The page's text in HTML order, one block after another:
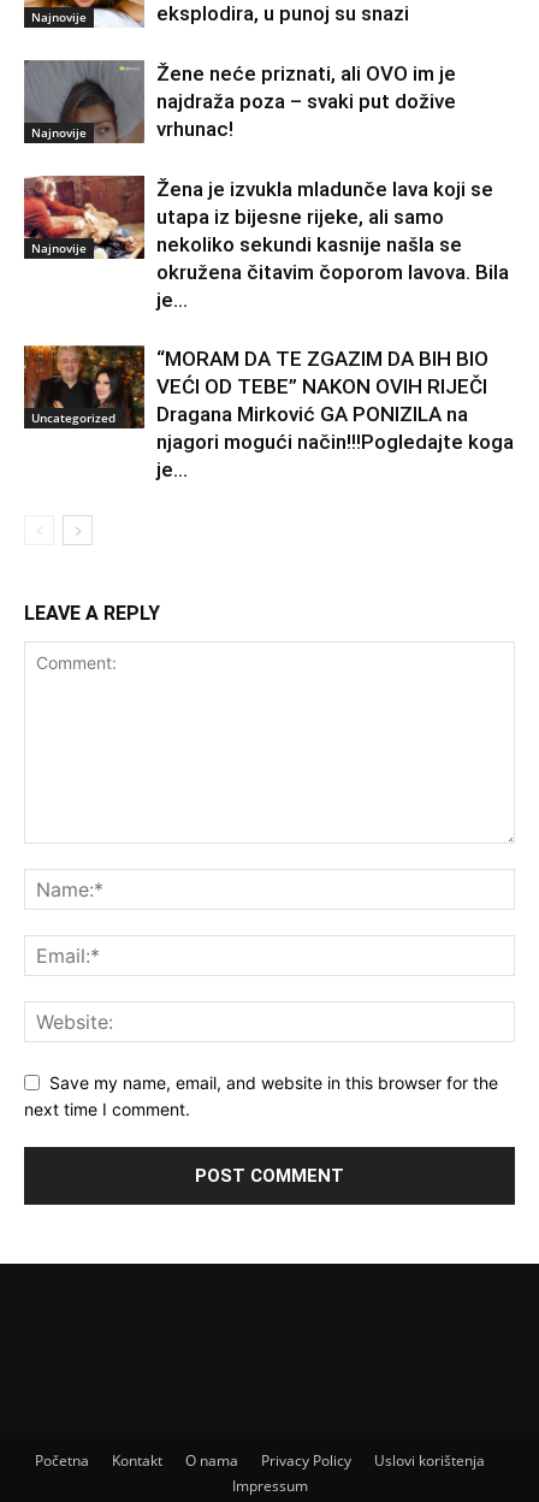
Najnovije
eksplodira, u punoj su snazi
Najnovije
Žene neće priznati, ali OVO im je
najdraža poza – svaki put dožive
vrhunac!
Najnovije
Žena je izvukla mladunče lava koji se
utapa iz bijesne rijeke, ali samo
nekoliko sekundi kasnije našla se
okružena čitavim čoporom lavova. Bila
je...
Uncategorized
“MORAM DA TE ZGAZIM DA BIH BIO
VEĆI OD TEBE” NAKON OVIH RIJEČI
Dragana Mirković GA PONIZILA na
njagori mogući način!!!Pogledajte koga
je...
LEAVE A REPLY
Save my name, email, and website in this browser for the
next time I comment.
Početna Kontakt O nama Privacy Policy
Uslovi korištenja
Impressum